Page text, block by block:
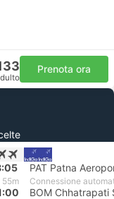
Prenota ora
PAT Patna
55m Connessione